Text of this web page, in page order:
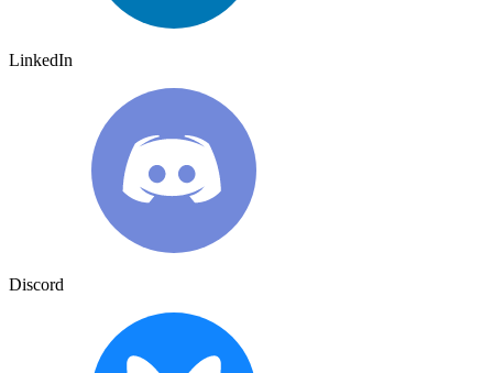
LinkedIn
Discord